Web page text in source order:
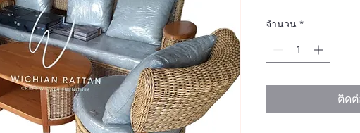
จำนวน *
ติด